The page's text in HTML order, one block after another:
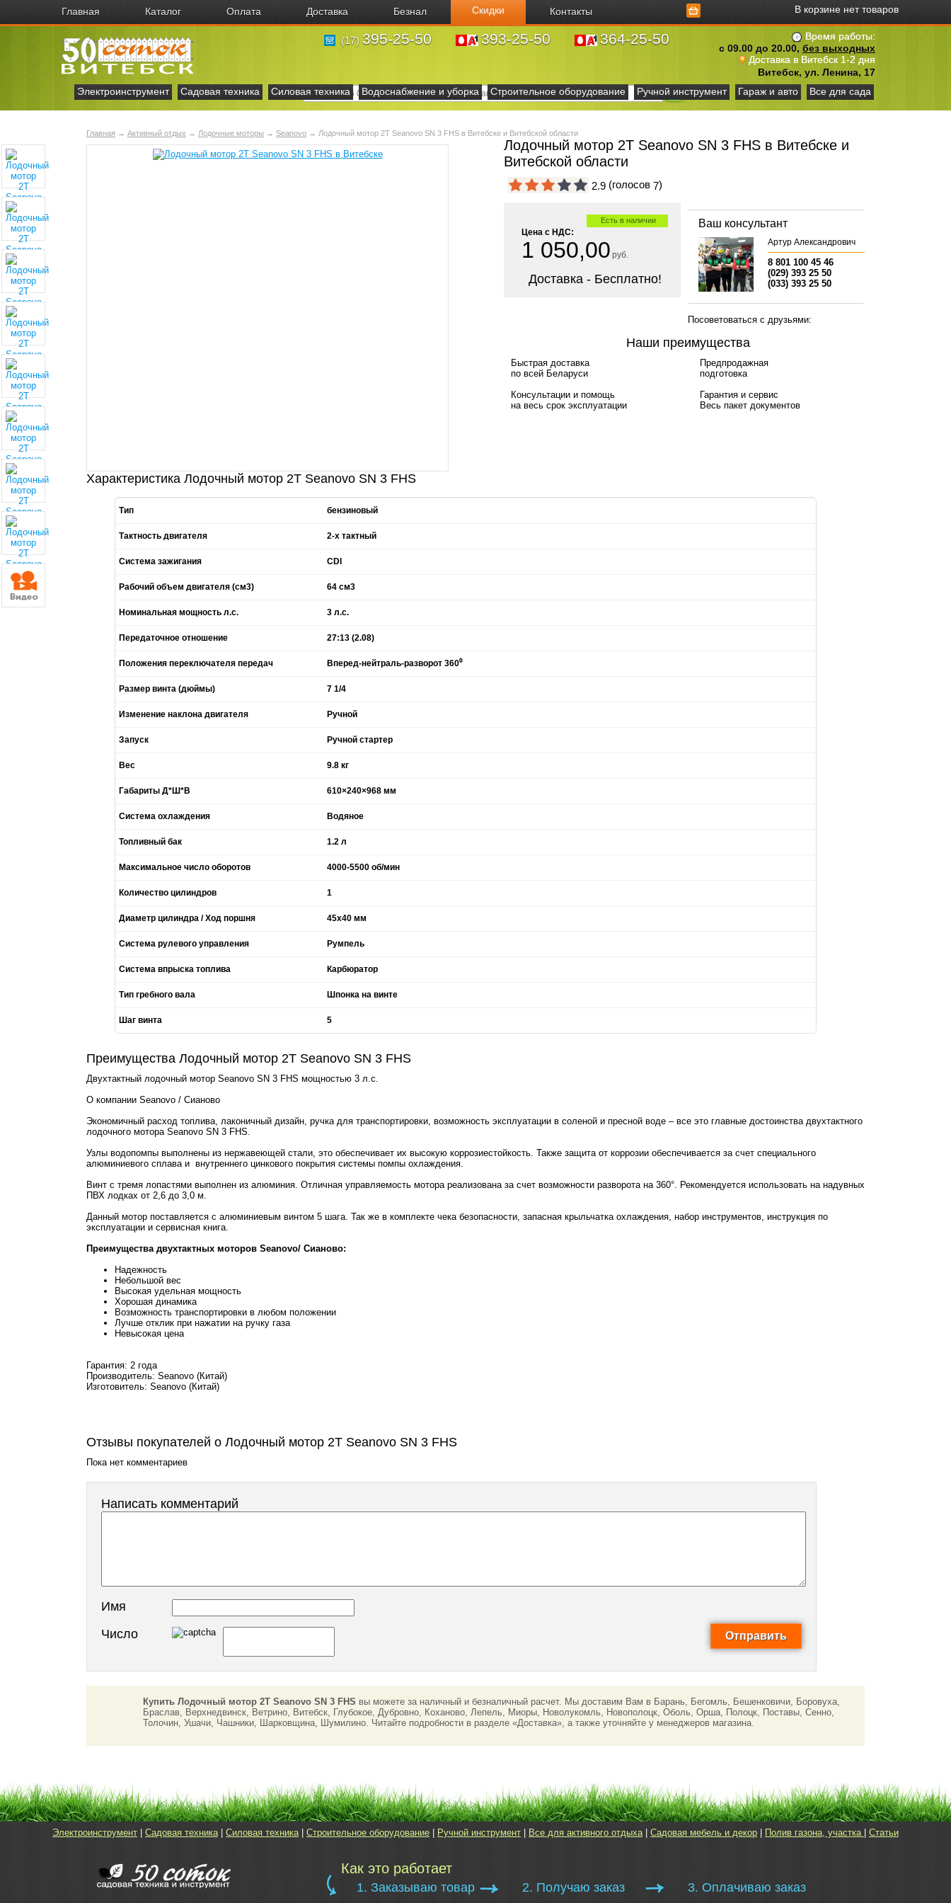
Главная Каталог Оплата Доставка Безнал Скидки Контакты В корзине нет товаров
Время работы:
с 09.00 до 20.00, без выходных
Доставка в Витебск 1-2 дня
Витебск, ул. Ленина, 17
(17) 395-25-50 393-25-50 364-25-50
Электроинструмент Садовая техника Силовая техника Водоснабжение и уборка Строительное оборудование Ручной инструмент Гараж и авто Все для сада
Главная → Активный отдых → Лодочные моторы → Seanovo → Лодочный мотор 2T Seanovo SN 3 FHS в Витебске и Витебской области
Лодочный мотор 2T Seanovo SN 3 FHS в Витебске и
Витебской области
2.9 (голосов 7)
Есть в наличии
Цена с НДС:
1 050,00 руб.
Доставка - Бесплатно!
Ваш консультант
Артур Александрович
8 801 100 45 46
(029) 393 25 50
(033) 393 25 50
Посоветоваться с друзьями:
Наши преимущества
Быстрая доставка
по всей Беларуси
Предпродажная
подготовка
Консультации и помощь
на весь срок эксплуатации
Гарантия и сервис
Весь пакет документов
Характеристика Лодочный мотор 2T Seanovo SN 3 FHS
Тип бензиновый
Тактность двигателя 2-x тактный
Система зажигания CDI
Рабочий объем двигателя (см3) 64 см3
Номинальная мощность л.с. 3 л.с.
Передаточное отношение 27:13 (2.08)
Положения переключателя передач Вперед-нейтраль-разворот 360⁰
Размер винта (дюймы) 7 1/4
Изменение наклона двигателя Ручной
Запуск Ручной стартер
Вес 9.8 кг
Габариты Д*Ш*В 610×240×968 мм
Система охлаждения Водяное
Топливный бак 1.2 л
Максимальное число оборотов 4000-5500 об/мин
Количество цилиндров 1
Диаметр цилиндра / Ход поршня 45х40 мм
Система рулевого управления Румпель
Система впрыска топлива Карбюратор
Тип гребного вала Шпонка на винте
Шаг винта 5
Преимущества Лодочный мотор 2T Seanovo SN 3 FHS
Двухтактный лодочный мотор Seanovo SN 3 FHS мощностью 3 л.с.
О компании Seanovo / Сианово
Экономичный расход топлива, лаконичный дизайн, ручка для транспортировки, возможность эксплуатации в соленой и пресной воде – все это главные достоинства двухтактного
лодочного мотора Seanovo SN 3 FHS.
Узлы водопомпы выполнены из нержавеющей стали, это обеспечивает их высокую коррозиестойкость. Также защита от коррозии обеспечивается за счет специального
алюминиевого сплава и внутреннего цинкового покрытия системы помпы охлаждения.
Винт с тремя лопастями выполнен из алюминия. Отличная управляемость мотора реализована за счет возможности разворота на 360°. Рекомендуется использовать на надувных
ПВХ лодках от 2,6 до 3,0 м.
Данный мотор поставляется с алюминиевым винтом 5 шага. Так же в комплекте чека безопасности, запасная крыльчатка охлаждения, набор инструментов, инструкция по
эксплуатации и сервисная книга.
Преимущества двухтактных моторов Seanovo/ Сианово:
Надежность
Небольшой вес
Высокая удельная мощность
Хорошая динамика
Возможность транспортировки в любом положении
Лучше отклик при нажатии на ручку газа
Невысокая цена
Гарантия: 2 года
Производитель: Seanovo (Китай)
Изготовитель: Seanovo (Китай)
Отзывы покупателей о Лодочный мотор 2T Seanovo SN 3 FHS
Пока нет комментариев
Написать комментарий
Имя
Число
Купить Лодочный мотор 2T Seanovo SN 3 FHS вы можете за наличный и безналичный расчет. Мы доставим Вам в Барань, Бегомль, Бешенковичи, Боровуха,
Браслав, Верхнедвинск, Ветрино, Витебск, Глубокое, Дубровно, Коханово, Лепель, Миоры, Новолукомль, Новополоцк, Оболь, Орша, Полоцк, Поставы, Сенно,
Толочин, Ушачи, Чашники, Шарковщина, Шумилино. Читайте подробности в разделе «Доставка», а также уточняйте у менеджеров магазина.
Электроинструмент Садовая техника| Силовая техника| Строительное оборудование Ручной инструмент Все для активного отдыха| Садовая мебель и декор Полив газона, участка Статьи
Как это работает
1. Заказываю товар 2. Получаю заказ 3. Оплачиваю заказ